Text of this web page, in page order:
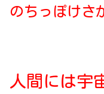
のちっぽけさ
人間には宇